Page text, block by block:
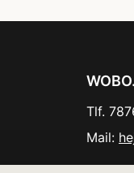
Tlf.
Mail: